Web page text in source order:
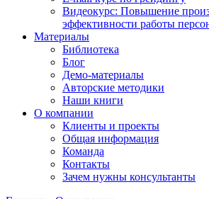
Видеокурс: Повышение
эффективности работы
Материалы
Библиотека
Блог
Демо-материалы
Авторские методики
Наши книги
О компании
Клиенты и проекты
Общая информация
Команда
Контакты
Зачем нужны консультанты